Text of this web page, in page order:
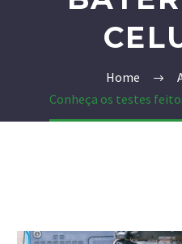
Home
Conheça os testes